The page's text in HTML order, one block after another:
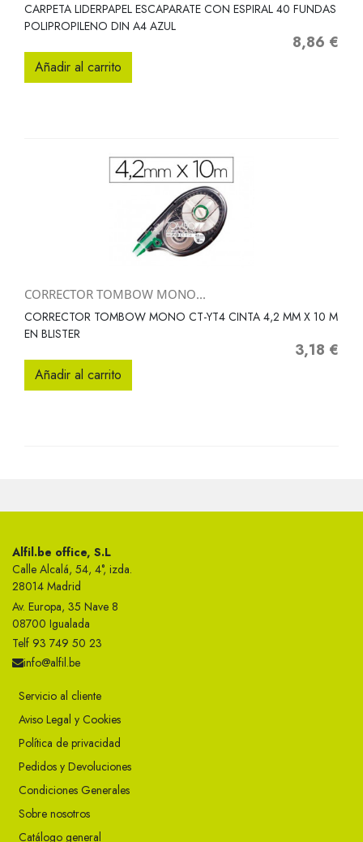
CARPETA LIDERPAPEL ESCAPARATE CON ESPIRAL 40 FUNDAS
POLIPROPILENO DIN A4 AZUL
Precio
8,86 €
Añadir al carrito
CORRECTOR TOMBOW MONO...
CORRECTOR TOMBOW MONO CT-YT4 CINTA 4,2 MM X 10 M
EN BLISTER
Precio
3,18 €
Añadir al carrito
Alfil.be office, S.L
Calle Alcalá, 54, 4°, izda.
28014 Madrid
Av. Europa, 35 Nave 8
08700 Igualada
Telf 93 749 50 23
info@alfil.be
Servicio al cliente
Aviso Legal y Cookies
Política de privacidad
Pedidos y Devoluciones
Condiciones Generales
Sobre nosotros
Catálogo general